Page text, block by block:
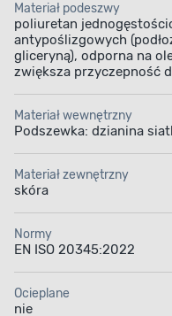
Materiał podeszwy
poliuretan
antypoślizgowych
gliceryną), odporna na
zwiększa przyczepność
Materiał wewnętrzny
Podszewka: dzianina
Materiał zewnętrzny
skóra
Normy
EN ISO 20345:2022
Ocieplane
nie